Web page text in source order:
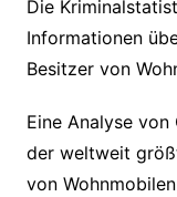
Die
Informationen
Besitzer von
Eine Analyse
der weltweit
von